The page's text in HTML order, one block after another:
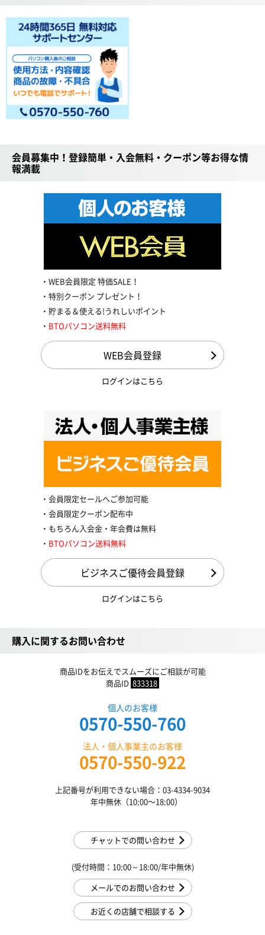
会員募集中！登録簡単・入会無料・クーポン等お得な情
報満載
WEB会員限定 特価SALE！
特別クーポン プレゼント！
貯まる＆使える!うれしいポイント
BTOパソコン送料無料
WEB会員登録
ログインはこちら
会員限定セールへご参加可能
会員限定クーポン配布中
もちろん入会金・年会費は無料
BTOパソコン送料無料
ビジネスご優待会員登録
ログインはこちら
購入に関するお問い合わせ
商品IDをお伝えでスムーズにご相談が可能
商品ID 833318
個人のお客様
0570-550-760
法人・個人事業主のお客様
0570-550-922
上記番号が利用できない場合：03-4334-9034
年中無休（10:00〜18:00）
チャットでの問い合わせ
(受付時間：10:00～18:00/年中無休)
メールでのお問い合わせ
お近くの店舗で相談する